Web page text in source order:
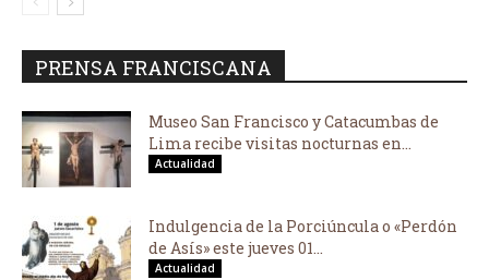
PRENSA FRANCISCANA
Museo San Francisco y Catacumbas de
Lima recibe visitas nocturnas en...
Actualidad
Indulgencia de la Porciúncula o «Perdón
de Asís» este jueves 01...
Actualidad